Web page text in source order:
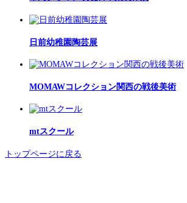
日前幼稚園陶芸展
MOMAWコレクション関西の戦後美術
mtスクール
トップページに戻る